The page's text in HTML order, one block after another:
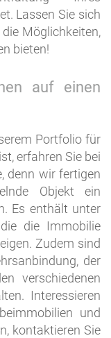
Lassen Sie sich
Möglichkeiten,
bieten!
auf einen
Portfolio für
erfahren Sie bei
denn wir fertigen
Objekt ein
Es enthält unter
die Immobilie
Zudem sind
der
verschiedenen
Interessieren
und
kontaktieren Sie